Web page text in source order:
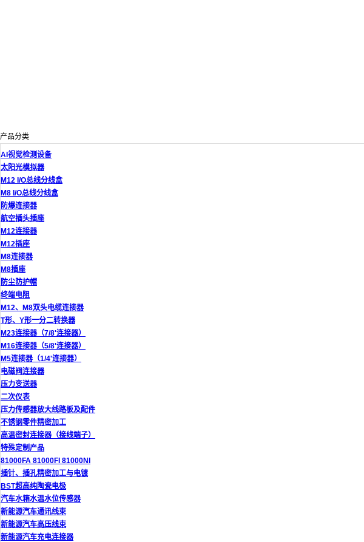
产品分类
AI视觉检测设备
太阳光模拟器
M12 I/O总线分线盒
M8 I/O总线分线盒
防爆连接器
航空插头插座
M12连接器
M12插座
M8连接器
M8插座
防尘防护帽
终端电阻
M12、M8双头电缆连接器
T形、Y形一分二转换器
M23连接器（7/8'连接器）
M16连接器（5/8'连接器）
M5连接器（1/4'连接器）
电磁阀连接器
压力变送器
二次仪表
压力传感器放大线路板及配件
不锈钢零件精密加工
高温密封连接器（接线端子）
特殊定制产品
81000FA 81000FI 81000NI
插针、插孔精密加工与电镀
BST超高纯陶瓷电极
汽车水箱水温水位传感器
新能源汽车通讯线束
新能源汽车高压线束
新能源汽车充电连接器